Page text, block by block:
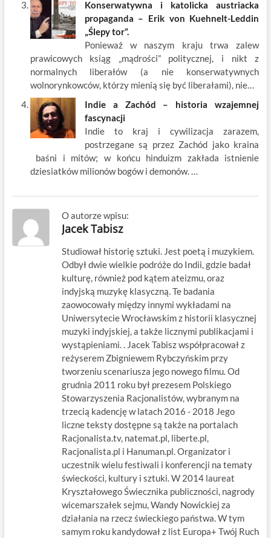
Konserwatywna i katolicka austriacka
propaganda – Erik von Kuehnelt-Leddin
„Ślepy tor”.
Ponieważ w naszym kraju trwa zalew
prawicowych ksiąg „mądrości” politycznej, i nikt z
normalnych liberałów (a nie konserwatywnych
wolnorynkowców, którzy mienią się być liberałami), nie…
Indie a Zachód – historia wzajemnej
fascynacji
Indie to kraj i cywilizacja zarazem,
postrzegane są przez Zachód jako kraina
baśni i mitów; w końcu hinduizm zakłada istnienie
dziesiatków milionów bogów i demonów. …
O autorze wpisu:
Jacek Tabisz
Studiował historię sztuki. Jest poetą i muzykiem.
Odbył dwie wielkie podróże do Indii, gdzie badał
kulturę, również pod kątem ateizmu, oraz
indyjską muzykę klasyczną. Te badania
zaowocowały między innymi wykładami na
Uniwersytecie Wrocławskim z historii klasycznej
muzyki indyjskiej, a także licznymi publikacjami i
wystąpieniami. . Jacek Tabisz współpracował z
reżyserem Zbigniewem Rybczyńskim przy
tworzeniu scenariusza jego nowego filmu. Od
grudnia 2011 roku był prezesem Polskiego
Stowarzyszenia Racjonalistów, wybranym na
trzecią kadencję w latach 2016 - 2018 Jego
liczne teksty dostępne są także na portalach
Racjonalista.tv, natemat.pl, liberte.pl,
Racjonalista.pl i Hanuman.pl. Organizator i
uczestnik wielu festiwali i konferencji na tematy
świeckości, kultury i sztuki. W 2014 laureat
Kryształowego Świecznika publiczności, nagrody
wicemarszałek sejmu, Wandy Nowickiej za
działania na rzecz świeckiego państwa. W tym
samym roku kandydował z list Europa+ Twój Ruch